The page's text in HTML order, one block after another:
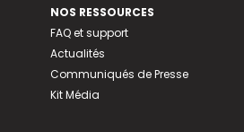
NOS RESSOURCES
FAQ et support
Actualités
Communiqués de Presse
Kit Média